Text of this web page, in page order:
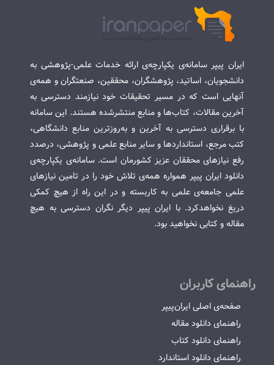
ایران پیپر سامانه‌ی یکپارچه‌ی ارائه خدمات علمی-پژوهشی به
دانشجویان، اساتید، پژوهشگران، محققین، صنعتگران و همه‌ی
آنهایی است که در مسیر تحقیقات خود نیازمند دسترسی به
آخرین مقالات، کتاب‌ها و منابع منتشرشده هستند. این سامانه
با برقراری دسترسی به آخرین و به‌روزترین منابع دانشگاهی،
کتب مرجع، استانداردها و سایر منابع علمی و پژوهشی، درصدد
رفع نیازهای محققان عزیز کشورمان است. سامانه‌ی یکپارچه‌ی
دانلود ایران پیپر همواره همه‌ی تلاش خود را در تامین نیازهای
علمی جامعه‌ی علمی به کاربسته و در این راه از هیچ کمکی
دریغ نخواهدکرد. با ایران پیپر دیگر نگران دسترسی به هیچ
مقاله و کتابی نخواهید بود.
راهنمای کاربران
صفحه‌ی اصلی ایران‌پیپر
راهنمای دانلود مقاله
راهنمای دانلود کتاب
راهنمای دانلود استاندارد